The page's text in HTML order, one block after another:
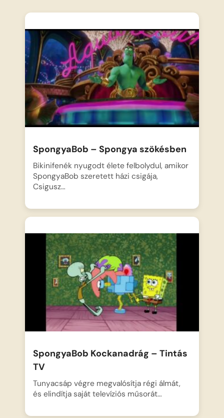
SpongyaBob – Spongya szökésben
Bikinifenék nyugodt élete felbolydul, amikor
SpongyaBob szeretett házi csigája,
Csigusz…
SpongyaBob Kockanadrág – Tintás
TV
Tunyacsáp végre megvalósítja régi álmát,
és elindítja saját televíziós műsorát…